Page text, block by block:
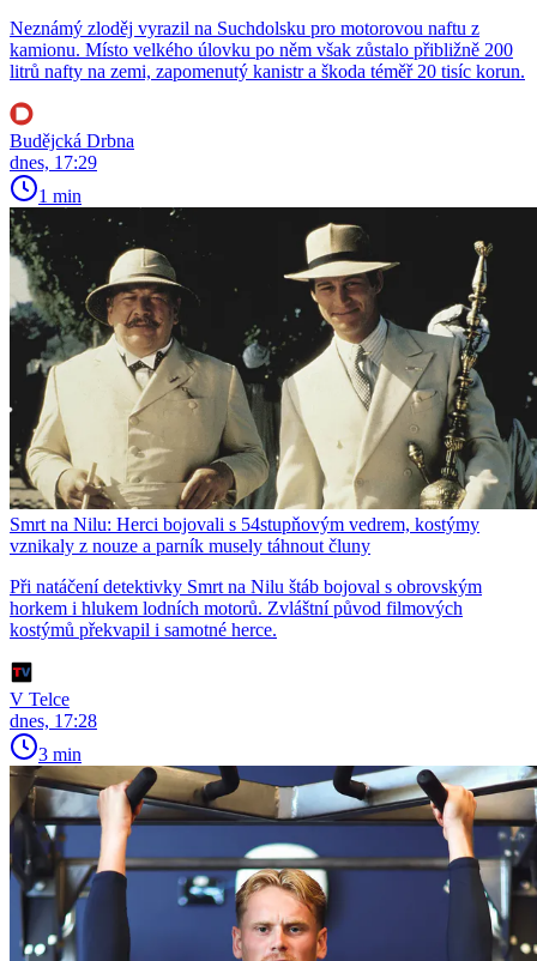
Neznámý zloděj vyrazil na Suchdolsku pro motorovou naftu z
kamionu. Místo velkého úlovku po něm však zůstalo přibližně 200
litrů nafty na zemi, zapomenutý kanistr a škoda téměř 20 tisíc korun.
Budějcká Drbna
dnes, 17:29
1 min
Smrt na Nilu: Herci bojovali s 54stupňovým vedrem, kostýmy
vznikaly z nouze a parník musely táhnout čluny
Při natáčení detektivky Smrt na Nilu štáb bojoval s obrovským
horkem i hlukem lodních motorů. Zvláštní původ filmových
kostýmů překvapil i samotné herce.
V Telce
dnes, 17:28
3 min